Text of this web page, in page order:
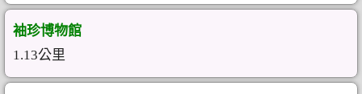
袖珍博物館
1.13公里